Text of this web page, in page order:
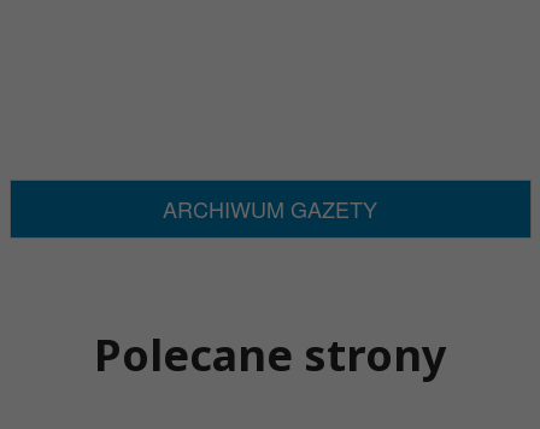
ARCHIWUM GAZETY
Polecane strony